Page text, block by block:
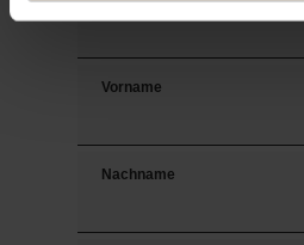
Vorname
Nachname